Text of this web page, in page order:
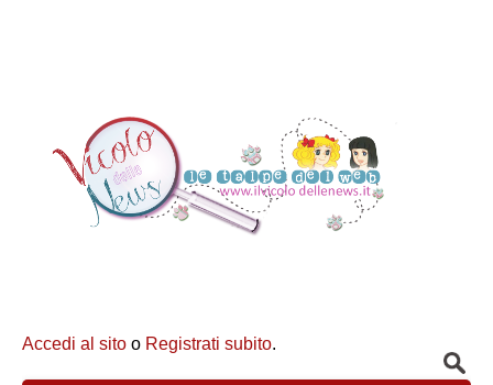
Accedi al sito o Registrati subito.